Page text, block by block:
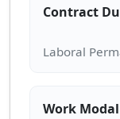
Contract
Work